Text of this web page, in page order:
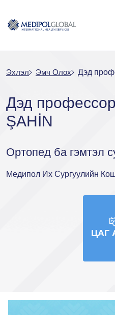
Эхлэл Эмч Oлох Дэд
Дэд
ŞAHİN
Ортопед ба гэмтэл
Медипол Их Сургуулийн
ЦАГ